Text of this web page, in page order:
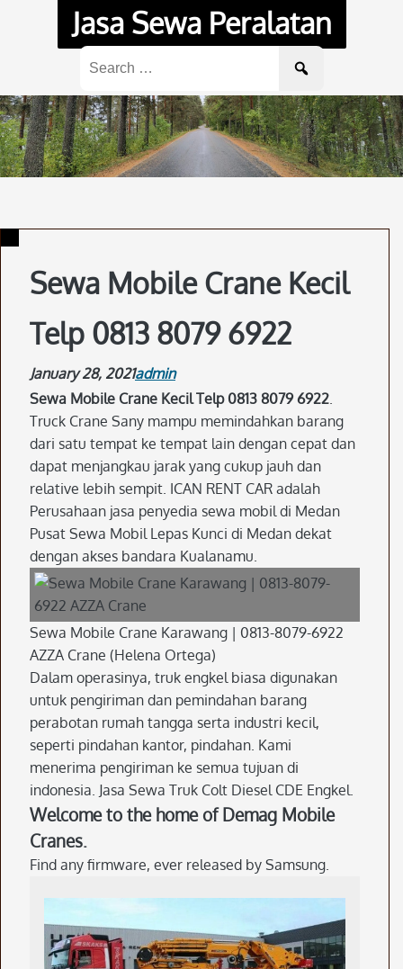
Jasa Sewa Peralatan
for:
Sewa Mobile Crane Kecil
Telp 0813 8079 6922
January 28, 2021admin
Sewa Mobile Crane Kecil Telp 0813 8079 6922.
Truck Crane Sany mampu memindahkan barang
dari satu tempat ke tempat lain dengan cepat dan
dapat menjangkau jarak yang cukup jauh dan
relative lebih sempit. ICAN RENT CAR adalah
Perusahaan jasa penyedia sewa mobil di Medan
Pusat Sewa Mobil Lepas Kunci di Medan dekat
dengan akses bandara Kualanamu.
Sewa Mobile Crane Karawang | 0813-8079-6922
AZZA Crane (Helena Ortega)
Dalam operasinya, truk engkel biasa digunakan
untuk pengiriman dan pemindahan barang
perabotan rumah tangga serta industri kecil,
seperti pindahan kantor, pindahan. Kami
menerima pengiriman ke semua tujuan di
indonesia. Jasa Sewa Truk Colt Diesel CDE Engkel.
Welcome to the home of Demag Mobile
Cranes.
Find any firmware, ever released by Samsung.